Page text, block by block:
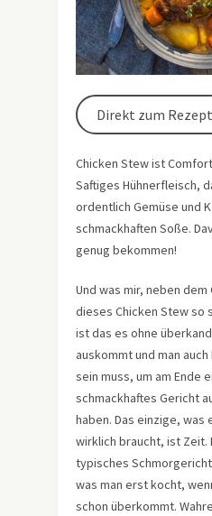
Direkt zum Rezept
Chicken Stew ist
Saftiges Hühnerfleisch,
ordentlich Gemüse und
schmackhaften Soße.
genug bekommen!
Und was mir, neben
dieses Chicken Stew so
ist das es ohne
auskommt und man
sein muss, um am Ende
schmackhaftes Gericht
haben. Das einzige, was
wirklich braucht, ist Zeit.
typisches
was man erst kocht,
schon überkommt.